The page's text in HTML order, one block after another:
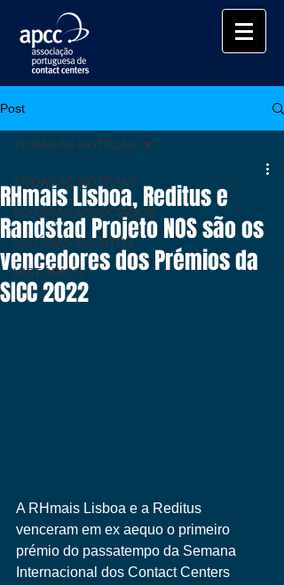
Post
TODAS AS NOTÍCIAS
NOTÍCIAS ASSOCIADOS
NOTÍCIAS EVENTOS
HISTÓRICO
TODAS AS NOTÍCIAS
RHmais Lisboa, Reditus e
Randstad Projeto NOS são os
vencedores dos Prémios da
SICC 2022
A RHmais Lisboa e a Reditus
venceram em ex aequo o primeiro
prémio do passatempo da Semana
Internacional dos Contact Centers